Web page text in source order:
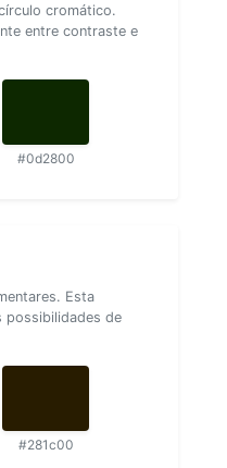
cromático.
entre contraste e
#0d2800
Esta
possibilidades de
#281c00